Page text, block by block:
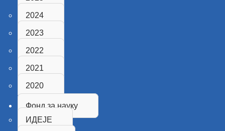
2024
2023
2022
2021
2020
Фонд за науку
ИДЕЈЕ